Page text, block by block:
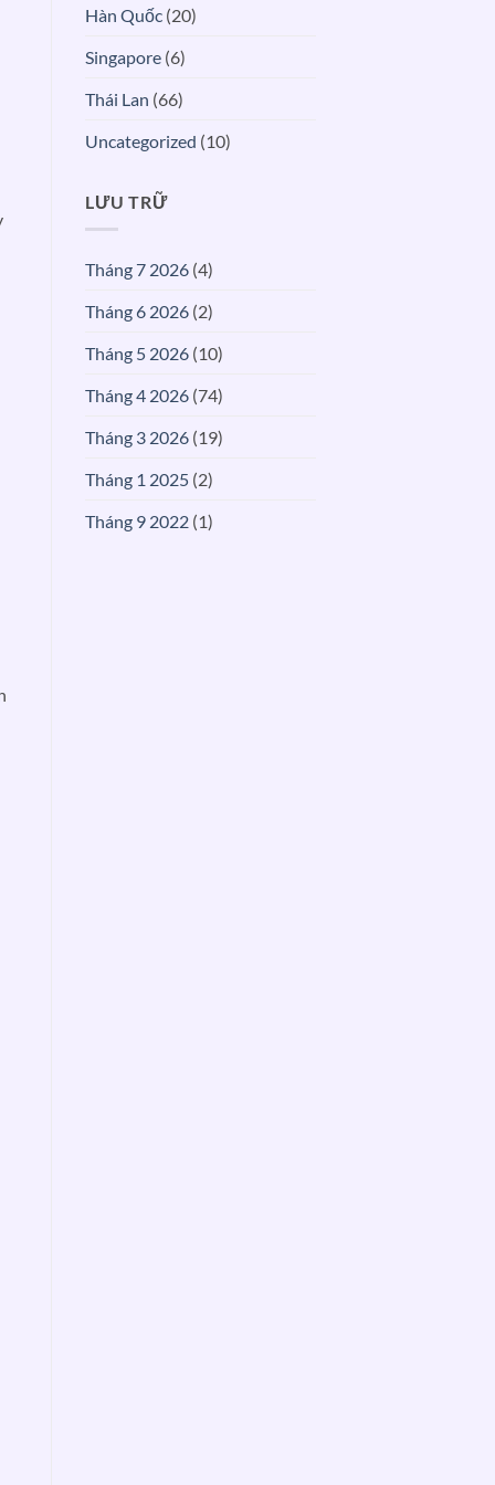
Hàn Quốc (20)
Singapore (6)
Thái Lan (66)
Uncategorized (10)
LƯU TRỮ
Tháng 7 2026 (4)
Tháng 6 2026 (2)
Tháng 5 2026 (10)
Tháng 4 2026 (74)
Tháng 3 2026 (19)
Tháng 1 2025 (2)
Tháng 9 2022 (1)